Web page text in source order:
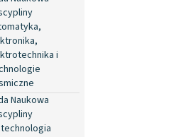
i
Naukowa